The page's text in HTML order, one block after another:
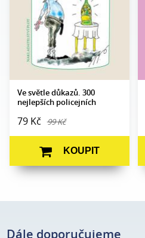
Ve světle důkazů. 300
nejlepších policejních
79 Kč 99 Kč
Obrazová
Ilustrace Miroslav
Pavlíček
Datum
vydání:
16. 6. 2021
KOUPIT
Dále doporučujeme